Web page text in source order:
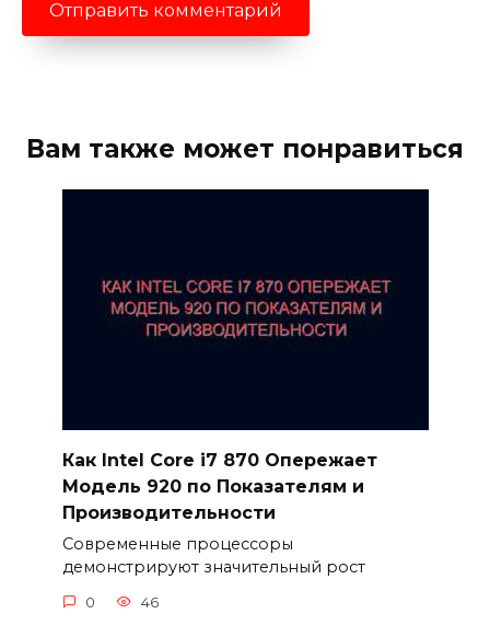
Вам также может понравиться
Как Intel Core i7 870 Опережает
Модель 920 по Показателям и
Производительности
Современные процессоры
демонстрируют значительный рост
0 46